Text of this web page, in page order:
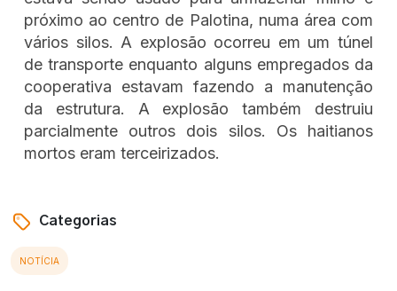
próximo ao centro de Palotina, numa área com
vários silos. A explosão ocorreu em um túnel
de transporte enquanto alguns empregados da
cooperativa estavam fazendo a manutenção
da estrutura. A explosão também destruiu
parcialmente outros dois silos. Os haitianos
mortos eram terceirizados.
Categorias
NOTÍCIA